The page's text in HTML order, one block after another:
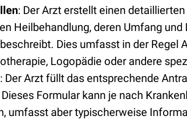
: Der Arzt erstellt einen
Heilbehandlung, deren Umfang und
Dies umfasst in der Regel
Logopädie oder andere
: Der Arzt füllt das entsprechende
Formular kann je nach
umfasst aber typischerweise